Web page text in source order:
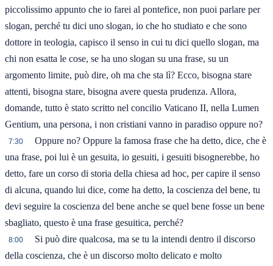
piccolissimo appunto che io farei al pontefice, non puoi parlare per
slogan, perché tu dici uno slogan, io che ho studiato e che sono
dottore in teologia, capisco il senso in cui tu dici quello slogan, ma
chi non esatta le cose, se ha uno slogan su una frase, su un
argomento limite, può dire, oh ma che sta lì? Ecco, bisogna stare
attenti, bisogna stare, bisogna avere questa prudenza. Allora,
domande, tutto è stato scritto nel concilio Vaticano II, nella Lumen
Gentium, una persona, i non cristiani vanno in paradiso oppure no?
7:30
Oppure no? Oppure la famosa frase che ha detto, dice, che è
una frase, poi lui è un gesuita, io gesuiti, i gesuiti bisognerebbe, ho
detto, fare un corso di storia della chiesa ad hoc, per capire il senso
di alcuna, quando lui dice, come ha detto, la coscienza del bene, tu
devi seguire la coscienza del bene anche se quel bene fosse un bene
sbagliato, questo è una frase gesuitica, perché?
8:00
Si può dire qualcosa, ma se tu la intendi dentro il discorso
della coscienza, che è un discorso molto delicato e molto